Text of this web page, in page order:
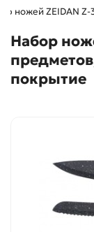
ножей ZEIDAN Z-
Набор
покрытие